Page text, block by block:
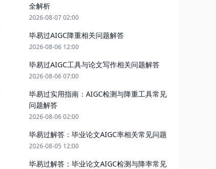
全解析
2026-08-07 02:00
毕易过AIGC降重相关问题解答
2026-08-06 12:00
毕易过AIGC工具与论文写作相关问题解答
2026-08-06 07:00
毕易过实用指南：AIGC检测与降重工具常见
问题解答
2026-08-06 02:00
毕易过解答：毕业论文AIGC率相关常见问题
2026-08-05 12:00
毕易过解答：毕业论文AIGC检测与降率常见